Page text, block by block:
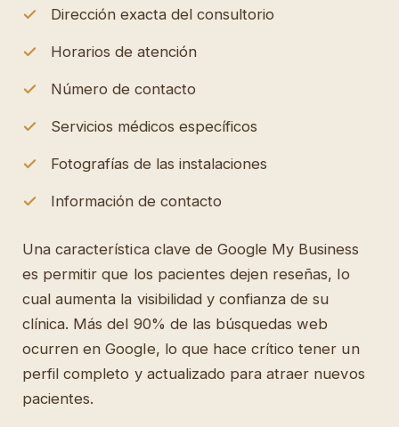
Dirección exacta del consultorio
Horarios de atención
Número de contacto
Servicios médicos específicos
Fotografías de las instalaciones
Información de contacto
Una característica clave de Google My Business
es permitir que los pacientes dejen reseñas, lo
cual aumenta la visibilidad y confianza de su
clínica. Más del 90% de las búsquedas web
ocurren en Google, lo que hace crítico tener un
perfil completo y actualizado para atraer nuevos
pacientes.